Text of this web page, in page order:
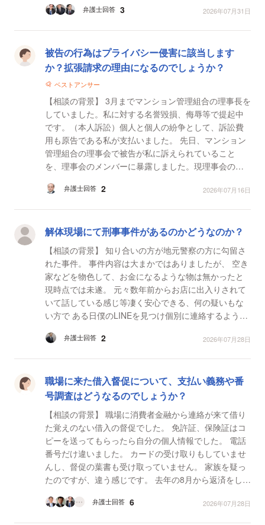
機...
弁護士回答 3 2026年07月31日
被告の行為はプライバシー侵害に該当します
か？拡張請求の理由になるのでしょうか？
ベストアンサー
【相談の背景】 3月までマンション管理組合の理事長を
していました。私に対する名誉毀損、侮辱等で提起中
です。（本人訴訟）個人と個人の紛争として、訴訟費
用も原告である私が支払いました。 先日、マンション
管理組合の理事会で被告が私に訴えられていること
を、理事会のメンバーに暴露しました。現理事会のメ
被...
弁護士回答 2 2026年07月16日
解体現場にて刑事事件があるのかどうなのか？
【相談の背景】 知り合いの方が地元警察の方に勾留さ
れた事件。 事件内容は大まかではありましたが、 空き
家などを物色して、お金になるような物は無かったと
現時点では未遂。 元々数年前からお店に出入りされて
いて話している感じ等凄く安心できる、何の疑いもな
い方で ある日僕のLINEを見つけ個別に連絡するように
弁護士回答 2 2026年07月28日
職場に来た借入督促について、支払い義務や番
号調査はどうなるのでしょうか？
【相談の背景】 職場に消費者金融から連絡が来て借り
た覚えのない借入の督促でした。 免許証、保険証はコ
ピーを送ってもらったら自分の個人情報でした。 電話
番号だけ違いました。 カードの受け取りもしていませ
んし、督促の葉書も受け取っていません。 家族を疑っ
たのですが、違う感じです。 去年の8月から返済をして
弁護士回答 6 2026年07月28日